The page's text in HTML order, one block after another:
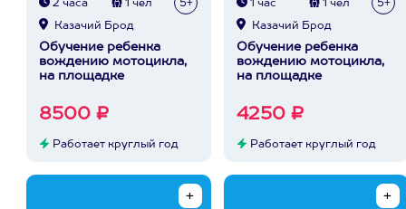
2 часа 1 чел 5+
Казачий Брод
Обучение ребенка
вождению мотоцикла,
на площадке
8500 ₽
Работает круглый год
1 час 1 чел 5+
Казачий Брод
Обучение ребенка
вождению мотоцикла,
на площадке
4250 ₽
Работает круглый год